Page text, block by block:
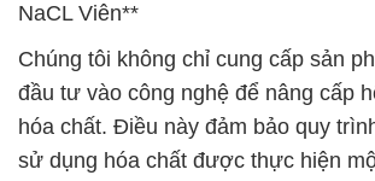
NaCL Viên**
Chúng tôi không chỉ cung cấp sản
đầu tư vào công nghệ để nâng cấp
hóa chất. Điều này đảm bảo quy
sử dụng hóa chất được thực hiện